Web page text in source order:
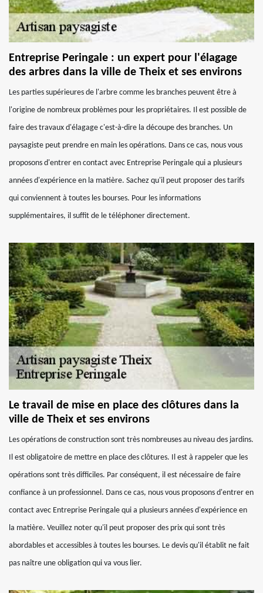
Entreprise Peringale : un expert pour l'élagage
des arbres dans la ville de Theix et ses environs
Les parties supérieures de l'arbre comme les branches peuvent être à
l'origine de nombreux problèmes pour les propriétaires. Il est possible de
faire des travaux d'élagage c'est-à-dire la découpe des branches. Un
paysagiste peut prendre en main les opérations. Dans ce cas, nous vous
proposons d'entrer en contact avec Entreprise Peringale qui a plusieurs
années d'expérience en la matière. Sachez qu'il peut proposer des tarifs
qui conviennent à toutes les bourses. Pour les informations
supplémentaires, il suffit de le téléphoner directement.
Le travail de mise en place des clôtures dans la
ville de Theix et ses environs
Les opérations de construction sont très nombreuses au niveau des jardins.
Il est obligatoire de mettre en place des clôtures. Il est à rappeler que les
opérations sont très difficiles. Par conséquent, il est nécessaire de faire
confiance à un professionnel. Dans ce cas, nous vous proposons d'entrer en
contact avec Entreprise Peringale qui a plusieurs années d'expérience en
la matière. Veuillez noter qu'il peut proposer des prix qui sont très
abordables et accessibles à toutes les bourses. Le devis qu'il établit ne fait
pas naître une obligation qui va vous lier.